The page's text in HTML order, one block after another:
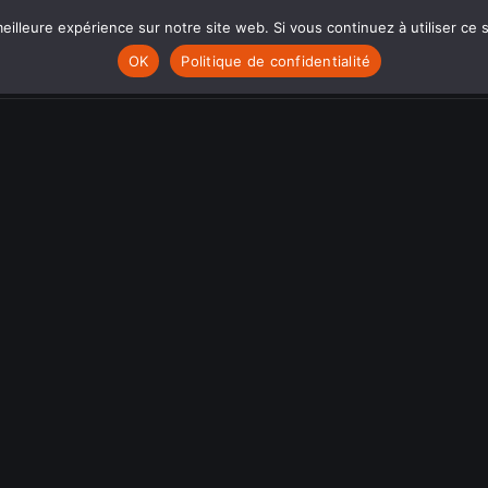
NOUS CONNAÎTRE NOTRE CATALOGUE
expérience sur notre site web. Si vous continuez à utiliser
OK
Politique de confidentialité